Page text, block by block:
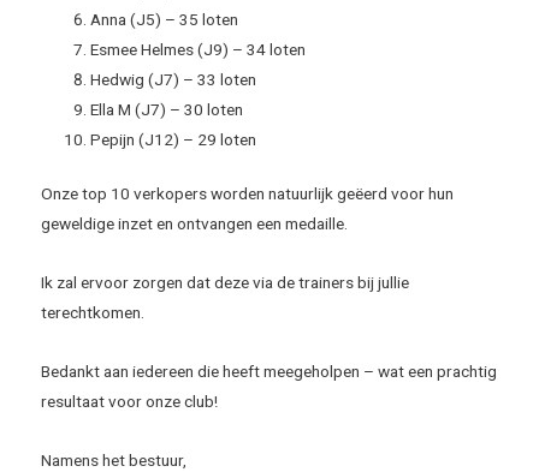
Anna (J5) – 35 loten
Esmee Helmes (J9) – 34 loten
Hedwig (J7) – 33 loten
Ella M (J7) – 30 loten
Pepijn (J12) – 29 loten
Onze top 10 verkopers worden natuurlijk geëerd voor hun
geweldige inzet en ontvangen een medaille.
Ik zal ervoor zorgen dat deze via de trainers bij jullie
terechtkomen.
Bedankt aan iedereen die heeft meegeholpen – wat een prachtig
resultaat voor onze club!
Namens het bestuur,